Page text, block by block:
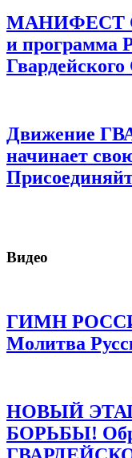
МАНИФЕСТ
и программа
Движение
начинает
Видео
ГИМН
Молитва
НОВЫЙ
БОРЬБЫ!